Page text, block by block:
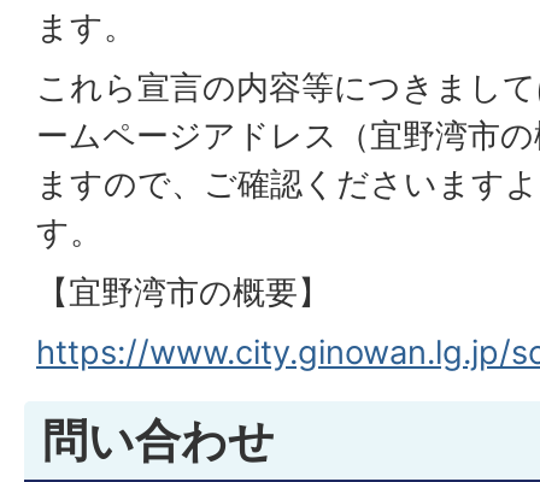
ます。
これら宣言の内容等につきまし
ームページアドレス（宜野湾市
ますので、ご確認くださいます
す。
【宜野湾市の概要】
https://www.city.ginowan.lg.jp/
問い合わせ